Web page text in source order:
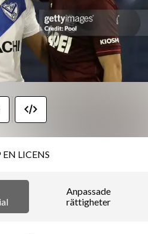
EN LICENS
Anpassade
rättigheter